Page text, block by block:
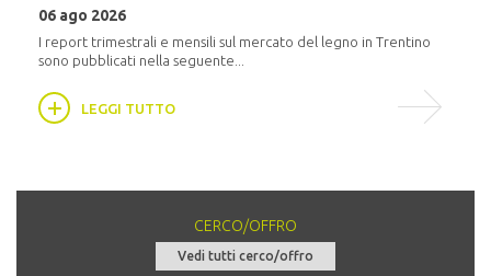
06 ago 2026
I report trimestrali e mensili sul mercato del legno in Trentino
sono pubblicati nella seguente...
LEGGI TUTTO
CERCO/OFFRO
Vedi tutti cerco/offro